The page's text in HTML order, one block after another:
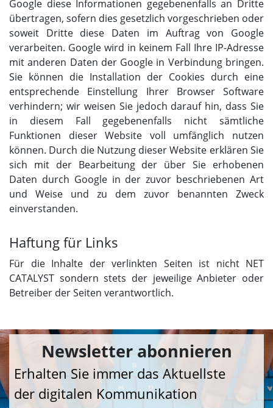
Google diese Informationen gegebenenfalls an Dritte
übertragen, sofern dies gesetzlich vorgeschrieben oder
soweit Dritte diese Daten im Auftrag von Google
verarbeiten. Google wird in keinem Fall Ihre IP-Adresse
mit anderen Daten der Google in Verbindung bringen.
Sie können die Installation der Cookies durch eine
entsprechende Einstellung Ihrer Browser Software
verhindern; wir weisen Sie jedoch darauf hin, dass Sie
in diesem Fall gegebenenfalls nicht sämtliche
Funktionen dieser Website voll umfänglich nutzen
können. Durch die Nutzung dieser Website erklären Sie
sich mit der Bearbeitung der über Sie erhobenen
Daten durch Google in der zuvor beschriebenen Art
und Weise und zu dem zuvor benannten Zweck
einverstanden.
Haftung für Links
Für die Inhalte der verlinkten Seiten ist nicht NET
CATALYST sondern stets der jeweilige Anbieter oder
Betreiber der Seiten verantwortlich.
Newsletter abonnieren
Erhalten Sie immer das Aktuellste
der digitalen Kommunikation